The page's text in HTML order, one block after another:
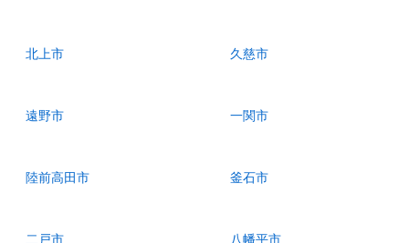
北上市 久慈市
遠野市 一関市
陸前高田市 釜石市
二戸市 八幡平市